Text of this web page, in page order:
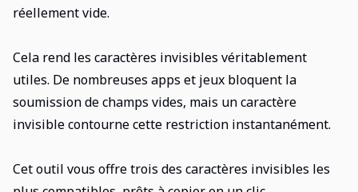
réellement vide.
Cela rend les caractères invisibles véritablement
utiles. De nombreuses apps et jeux bloquent la
soumission de champs vides, mais un caractère
invisible contourne cette restriction instantanément.
Cet outil vous offre trois des caractères invisibles les